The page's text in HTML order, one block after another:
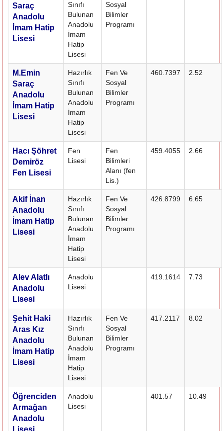
Saraç
Anadolu
İmam Hatip
Lisesi
Sınıfı
Bulunan
Anadolu
İmam
Hatip
Lisesi
Sosyal
Bilimler
Programı
M.Emin
Saraç
Anadolu
İmam Hatip
Lisesi
Hazırlık
Sınıfı
Bulunan
Anadolu
İmam
Hatip
Lisesi
Fen Ve
Sosyal
Bilimler
Programı
460.7397 2.52
Hacı Şöhret
Demiröz
Fen Lisesi
Fen
Lisesi
Fen
Bilimleri
Alanı (fen
Lis.)
459.4055 2.66
Akif İnan
Anadolu
İmam Hatip
Lisesi
Hazırlık
Sınıfı
Bulunan
Anadolu
İmam
Hatip
Lisesi
Fen Ve
Sosyal
Bilimler
Programı
426.8799 6.65
Alev Alatlı
Anadolu
Lisesi
Anadolu
Lisesi
419.1614 7.73
Şehit Haki
Aras Kız
Anadolu
İmam Hatip
Lisesi
Hazırlık
Sınıfı
Bulunan
Anadolu
İmam
Hatip
Lisesi
Fen Ve
Sosyal
Bilimler
Programı
417.2117 8.02
Öğrenciden
Armağan
Anadolu
Lisesi
Anadolu
Lisesi
401.57 10.49